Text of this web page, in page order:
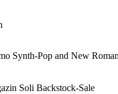
Synth-Pop and New
Soli Backstock-Sale